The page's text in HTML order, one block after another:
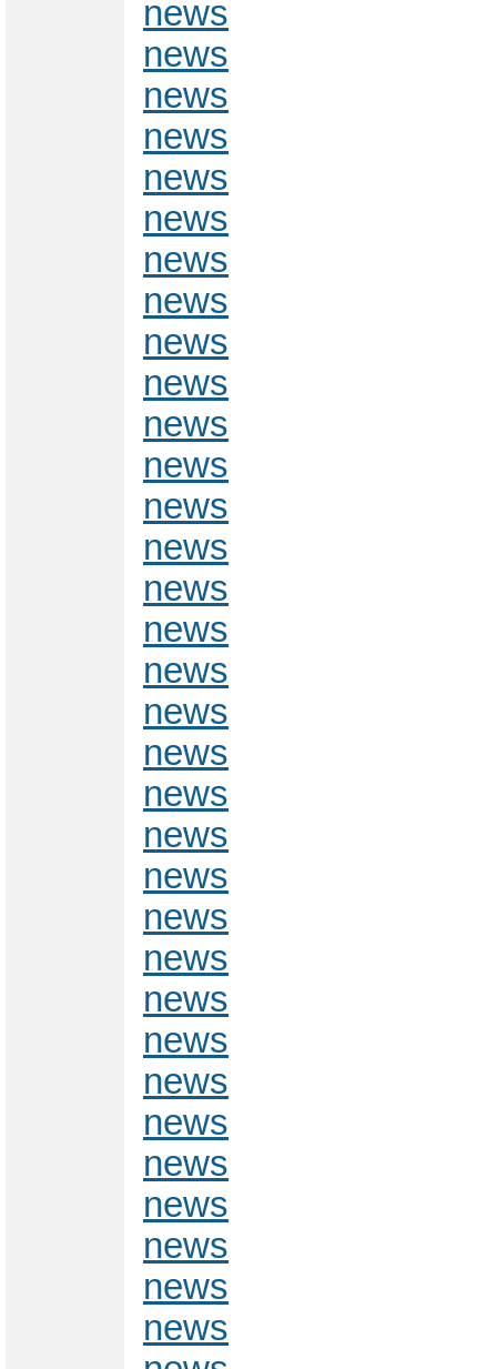
news
news
news
news
news
news
news
news
news
news
news
news
news
news
news
news
news
news
news
news
news
news
news
news
news
news
news
news
news
news
news
news
news